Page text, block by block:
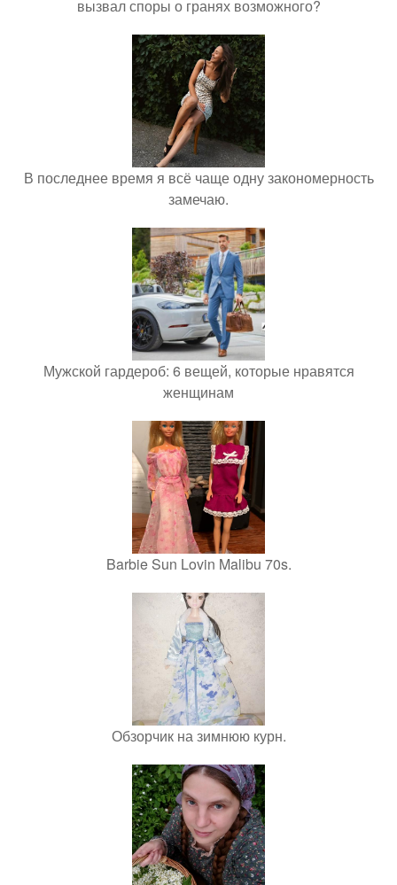
вызвал споры о гранях возможного?
В последнее время я всё чаще одну закономерность
замечаю.
Мужской гардероб: 6 вещей, которые нравятся
женщинам
Barbie Sun Lovin Malibu 70s.
Обзорчик на зимнюю курн.